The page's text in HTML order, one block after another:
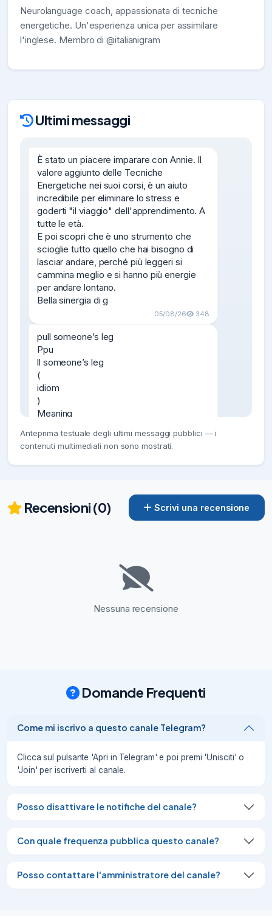
Neurolanguage coach, appassionata di tecniche
energetiche. Un'esperienza unica per assimilare
l'inglese. Membro di @italianigram
Ultimi messaggi
È stato un piacere imparare con Annie. Il
valore aggiunto delle Tecniche
Energetiche nei suoi corsi, è un aiuto
incredibile per eliminare lo stress e
goderti "il viaggio" dell'apprendimento. A
tutte le età.
E poi scopri che è uno strumento che
scioglie tutto quello che hai bisogno di
lasciar andare, perché più leggeri si
cammina meglio e si hanno più energie
per andare lontano.
Bella sinergia di g
05/08/26 348
pull someone’s leg
Ppu
ll someone’s leg
(
idiom
)
Meaning
trying to make them believe something
that is not true.
to make fun of someone by telling them
to deceive someone playfully in a
humorous way.
pull someone’s leg
prendere in giro qualcuno raccontandogli
divertente.
qualcuno in modo amichevole e
spensierato.
Don't just learn, experience.
Don't just change, transform.
Don't just relate, advocate.
Don't just promise, prove.
Don't just criticize, encourage.
Anteprima testuale degli ultimi messaggi pubblici — i
contenuti multimediali non sono mostrati.
Recensioni (0) Scrivi una recensione
Nessuna recensione
Domande Frequenti
Come mi iscrivo a questo canale Telegram?
Clicca sul pulsante 'Apri in Telegram' e poi premi 'Unisciti' o
'Join' per iscriverti al canale.
Posso disattivare le notifiche del canale?
Con quale frequenza pubblica questo canale?
Posso contattare l'amministratore del canale?